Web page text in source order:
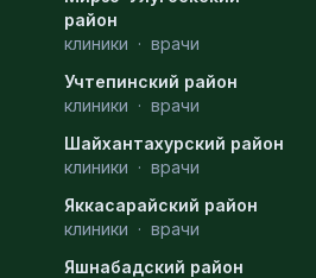
район
клиники · врачи
Учтепинский район
клиники · врачи
Шайхантахурский район
клиники · врачи
Яккасарайский район
клиники · врачи
Яшнабадский район